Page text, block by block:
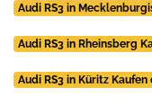
Audi RS3 in
Audi RS3 in Rheinsberg
Audi RS3 in Küritz